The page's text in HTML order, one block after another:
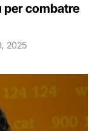
per combatre
2025